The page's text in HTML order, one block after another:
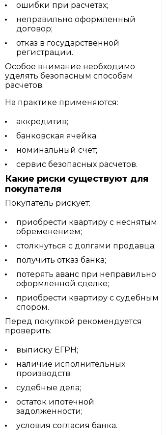
ошибки при расчетах;
неправильно оформленный
договор;
отказ в государственной
регистрации.
Особое внимание необходимо
уделять безопасным способам
расчетов.
На практике применяются:
аккредитив;
банковская ячейка;
номинальный счет;
сервис безопасных расчетов.
Какие риски существуют для
покупателя
Покупатель рискует:
приобрести квартиру с неснятым
обременением;
столкнуться с долгами продавца;
получить отказ банка;
потерять аванс при неправильно
оформленной сделке;
приобрести квартиру с судебным
спором.
Перед покупкой рекомендуется
проверить:
выписку ЕГРН;
наличие исполнительных
производств;
судебные дела;
остаток ипотечной
задолженности;
условия согласия банка.